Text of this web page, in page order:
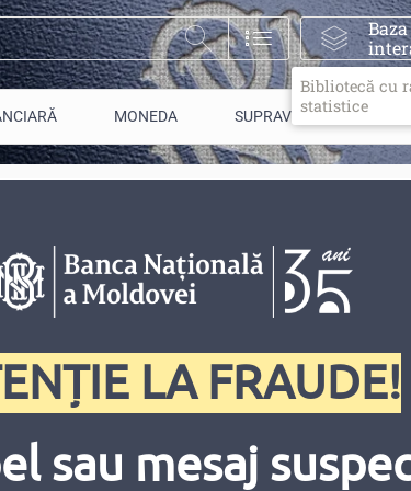
MONEDA SUPRAVEGHERE
LA FRAUDE!
sau mesaj
Bibliotecă cu
statistice